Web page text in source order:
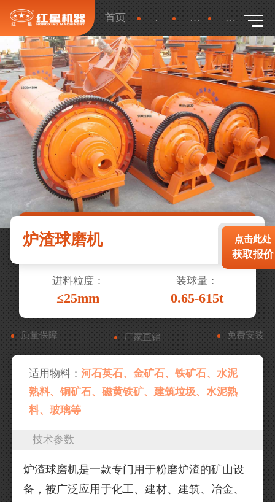
首页 产品 更多 详细
炉渣球磨机 点击此处
获取报价
进料粒度：
≤25mm
装球量：
0.65-615t
质量保障 厂家直销 免费安装
适用物料：河石英石、金矿石、铁矿石、水泥
熟料、铜矿石、磁黄铁矿、建筑垃圾、水泥熟
料、玻璃等
技术参数
炉渣球磨机是一款专门用于粉磨炉渣的矿山设
备，被广泛应用于化工、建材、建筑、冶金、